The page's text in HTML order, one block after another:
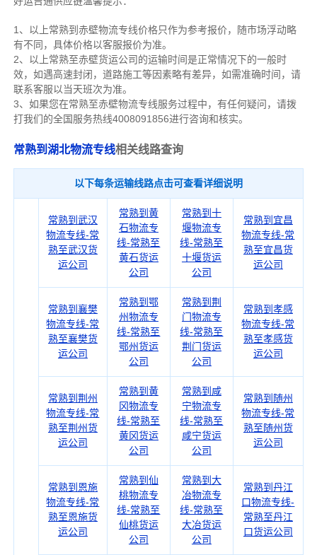
1、以上常熟到赤壁物流专线价格只作为参考报价，随市场浮动略
有不同，具体价格以客服报价为准。
2、以上常熟至赤壁货运公司的运输时间是正常情况下的一般时
效，如遇高速封闭，道路施工等因素略有差异，如需准确时间，请
联系客服以当天班次为准。
3、如果您在常熟至赤壁物流专线服务过程中，有任何疑问，请拨
打我们的全国服务热线4008091856进行咨询和核实。
常熟到湖北物流专线相关线路查询
以下每条运输线路点击可查看详细说明
常熟到武汉
物流专线-常
熟至武汉货
运公司
常熟到黄
石物流专
线-常熟至
黄石货运
公司
常熟到十
堰物流专
线-常熟至
十堰货运
公司
常熟到宜昌
物流专线-常
熟至宜昌货
运公司
常熟到襄樊
物流专线-常
熟至襄樊货
运公司
常熟到鄂
州物流专
线-常熟至
鄂州货运
公司
常熟到荆
门物流专
线-常熟至
荆门货运
公司
常熟到孝感
物流专线-常
熟至孝感货
运公司
常熟到荆州
物流专线-常
熟至荆州货
运公司
常熟到黄
冈物流专
线-常熟至
黄冈货运
公司
常熟到咸
宁物流专
线-常熟至
咸宁货运
公司
常熟到随州
物流专线-常
熟至随州货
运公司
常熟到恩施
物流专线-常
熟至恩施货
运公司
常熟到仙
桃物流专
线-常熟至
仙桃货运
公司
常熟到大
冶物流专
线-常熟至
大冶货运
公司
常熟到丹江
口物流专线-
常熟至丹江
口货运公司